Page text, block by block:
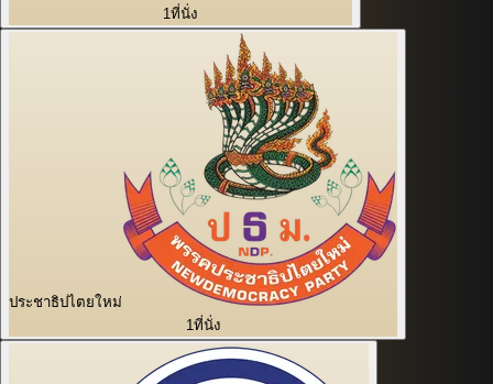
1ที่นั่ง
ประชาธิปไตยใหม่
1ที่นั่ง